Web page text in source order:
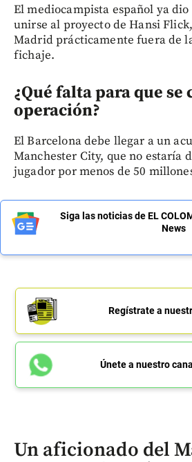
El mediocampista español ya
unirse al proyecto de Hansi
Madrid prácticamente fuera de
fichaje.
¿Qué falta para que se
operación?
El Barcelona debe llegar a un
Manchester City, que no estaría
jugador por menos de 50
Siga las noticias de EL
News
Regístrate a
Únete a nuestro
Un aficionado del